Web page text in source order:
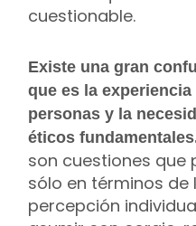
cuestionable.
Existe una gran
que es la
personas y la
éticos
son cuestiones que
sólo en términos de
percepción